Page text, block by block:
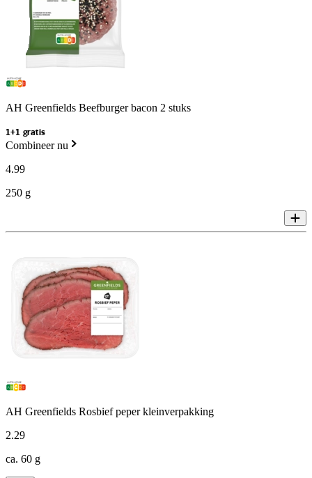
AH Greenfields Beefburger bacon 2 stuks
1+1 gratis
Combineer nu
4.99
250 g
AH Greenfields Rosbief peper kleinverpakking
2.29
ca. 60 g